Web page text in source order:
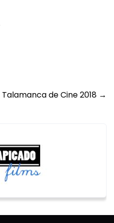
Talamanca de Cine 2018 →